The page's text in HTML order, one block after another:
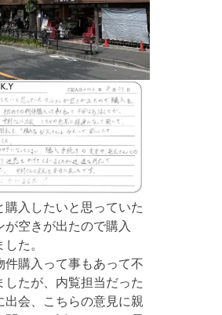
入したいと思っていた
が空きが出たので購入
た。
件購入って事もあって不
したが、内覧担当だった
出会、こちらの意見に親